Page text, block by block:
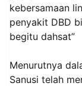
kebersamaan
penyakit DBD
begitu dahsat”
Menurutnya
Sanusi telah